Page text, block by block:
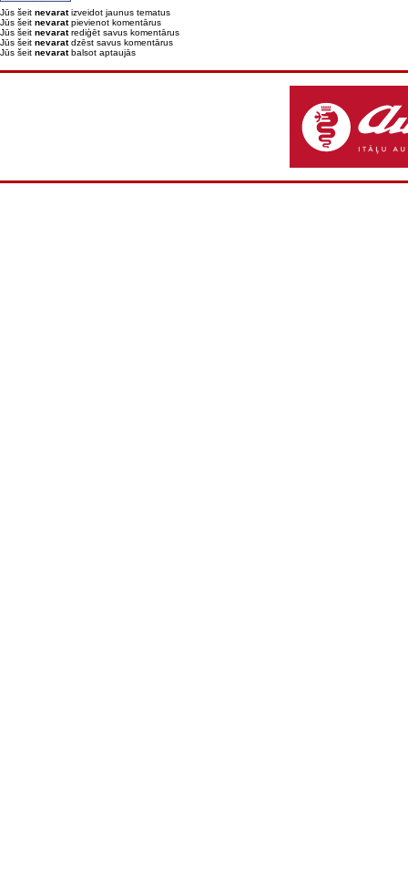
Jūs šeit nevaratizveidot jaunus tematus
Jūs šeit nevaratpievienot komentārus
Jūs šeit nevaratrediģēt savus komentārus
Jūs šeit nevaratdzēst savus komentārus
Jūs šeit nevaratbalsot aptaujās